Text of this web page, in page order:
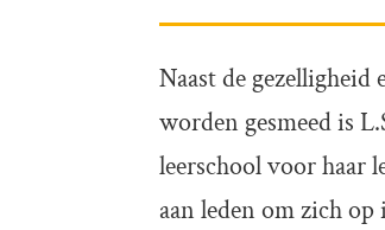
Naast de gezelligheid
worden gesmeed is
leerschool voor haar
aan leden om zich